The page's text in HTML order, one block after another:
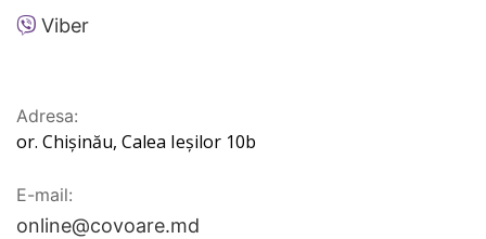
Viber
Adresa:
or. Chișinău, Calea Ieșilor 10b
E-mail:
online@covoare.md